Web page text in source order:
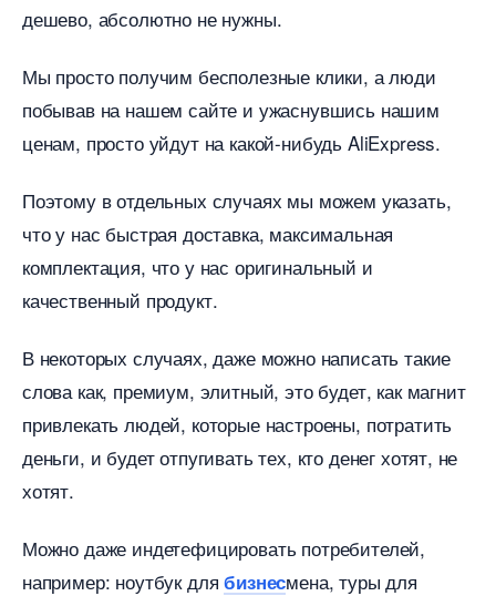
дешево, абсолютно не нужны.
Мы просто получим бесполезные клики, а люди
побывав на нашем сайте и ужаснувшись нашим
ценам, просто уйдут на какой-нибудь AliExpress.
Поэтому в отдельных случаях мы можем указать,
что у нас быстрая доставка, максимальная
комплектация, что у нас оригинальный и
качественный продукт.
некоторых случаях, даже можно написать такие
слова как, премиум, элитный, это будет, как магнит
привлекать людей, которые настроены, потратить
деньги, и будет отпугивать тех, кто денег хотят, не
хотят.
Можно даже индетефицировать потребителей,
например: ноутбук дляизнесмена, туры для